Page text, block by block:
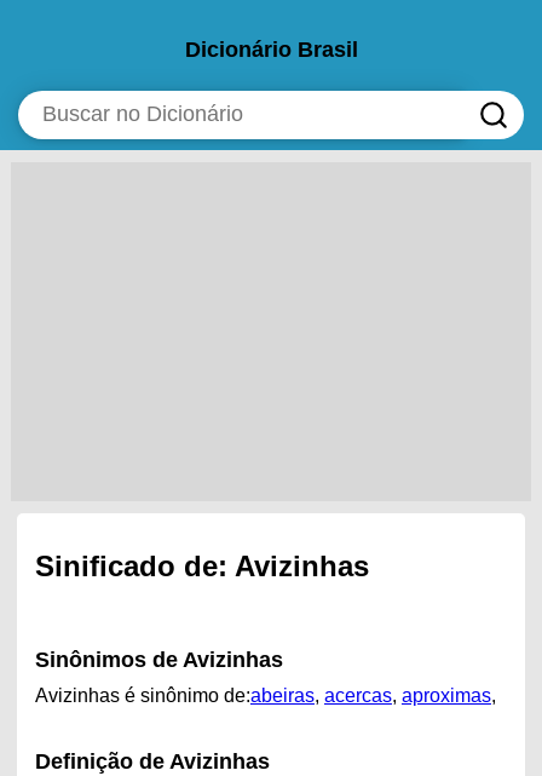
Dicionário Brasil
Sinificado de: Avizinhas
Sinônimos de Avizinhas
Avizinhas é sinônimo de:abeiras, acercas, aproximas,
Definição de Avizinhas